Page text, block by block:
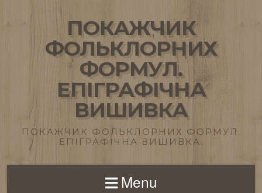
ПОКАЖЧИК
ФОЛЬКЛОРНИХ
ФОРМУЛ.
ЕПІГРАФІЧНА
ВИШИВКА
ПОКАЖЧИК ФОЛЬКЛОРНИХ ФОРМУЛ.
ЕПІГРАФІЧНА ВИШИВКА.
Menu